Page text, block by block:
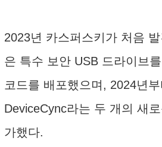
2023년 카스퍼스키가 처음
은 특수 보안 USB 드라이브
코드를 배포했으며, 2024년
DeviceCync라는 두 개의 새
가했다.